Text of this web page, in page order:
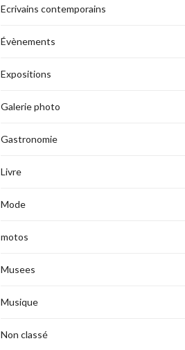
Ecrivains contemporains
Évènements
Expositions
Galerie photo
Gastronomie
Livre
Mode
motos
Musees
Musique
Non classé